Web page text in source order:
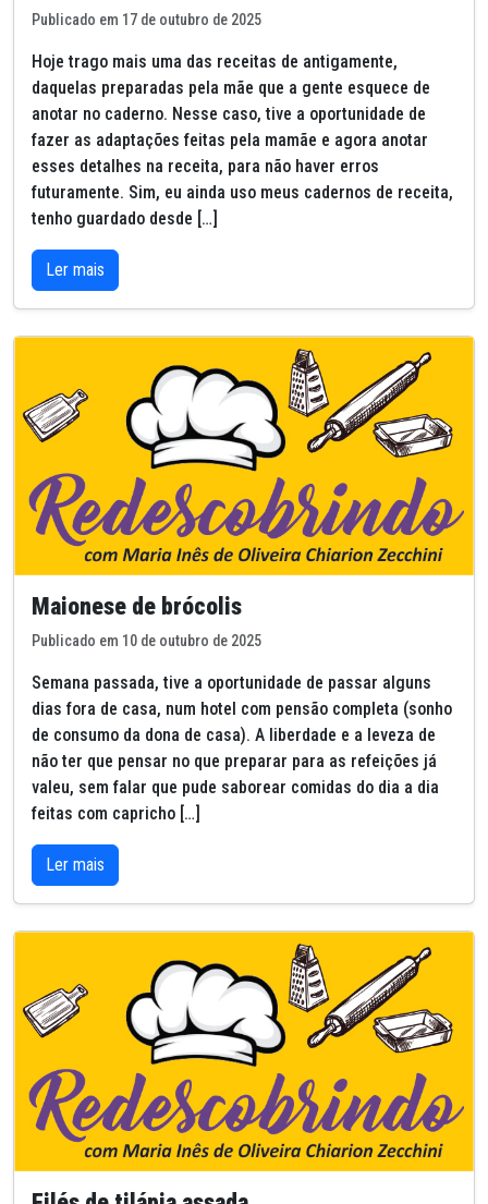
Publicado em 17 de outubro de 2025
Hoje trago mais uma das receitas de antigamente,
daquelas preparadas pela mãe que a gente esquece de
anotar no caderno. Nesse caso, tive a oportunidade de
fazer as adaptações feitas pela mamãe e agora anotar
esses detalhes na receita, para não haver erros
futuramente. Sim, eu ainda uso meus cadernos de receita,
tenho guardado desde […]
Ler mais
Maionese de brócolis
Publicado em 10 de outubro de 2025
Semana passada, tive a oportunidade de passar alguns
dias fora de casa, num hotel com pensão completa (sonho
de consumo da dona de casa). A liberdade e a leveza de
não ter que pensar no que preparar para as refeições já
valeu, sem falar que pude saborear comidas do dia a dia
feitas com capricho […]
Ler mais